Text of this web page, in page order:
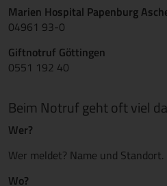
Marien Hospital Papenburg
04961 93-0
Giftnotruf Göttingen
0551 192 40
Beim Notruf geht oft viel
Wer?
Wer meldet? Name und Standort.
Wo?